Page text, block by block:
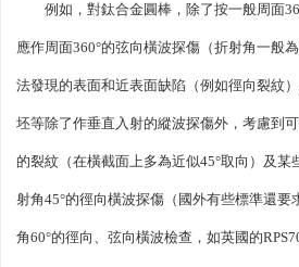
例如，對鈦合金圓棒，除了按一般周面
應作周面360°的弦向橫波探傷（折射角一般
法發現的表面和近表面缺陷（例如徑向裂紋
坯等除了作垂直入射的縱波探傷外，考慮到
的裂紋（在橫截面上多為近似45°取向）及
射角45°的徑向橫波探傷（國外有些標準還要
角60°的徑向、弦向橫波檢查，如英國的